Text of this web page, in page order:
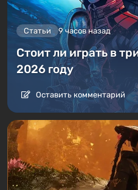
Статьи 9 часов назад
Стоит ли играть в
2026 году
Оставить комментарий